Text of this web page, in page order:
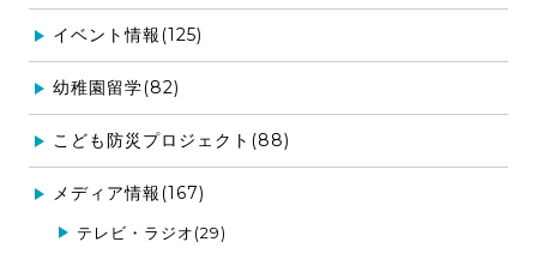
イベント情報(125)
幼稚園留学(82)
こども防災プロジェクト(88)
メディア情報(167)
テレビ・ラジオ(29)